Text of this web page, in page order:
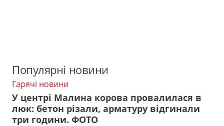
Популярні новини
Гарячі новини
У центрі Малина корова провалилася в
люк: бетон різали, арматуру відгинали
три години. ФОТО